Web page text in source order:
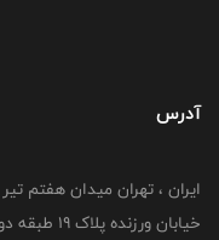
آدرس
ایران ، تهران میدان هفتم
خیابان ورزنده پلاک ۱۹ طبقه دوم فدراسیون جودو